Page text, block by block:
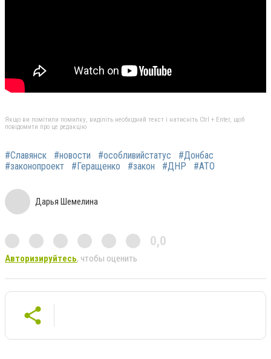
Якщо ви помітили помилку, виділіть необхідний текст і натисніть Ctrl + Enter, щоб
повідомити про це редакцію
#Славянск #новости #особливийстатус
#Донбас
#законопроект
#Геращенко #закон #ДНР #АТО
Дарья Шемелина
0,0
Авторизируйтесь, чтобы оценить